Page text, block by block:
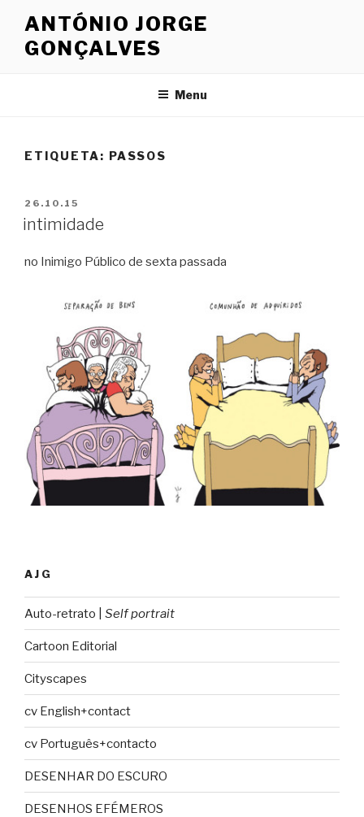
ANTÓNIO JORGE
GONÇALVES
Menu
ETIQUETA: PASSOS
PUBLICADO
EM
26.10.15
intimidade
no Inimigo Público de sexta passada
AJG
Auto-retrato | Self portrait
Cartoon Editorial
Cityscapes
cv English+contact
cv Português+contacto
DESENHAR DO ESCURO
DESENHOS EFÉMEROS